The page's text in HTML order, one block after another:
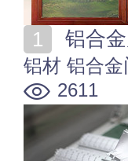
铝合
铝材 铝合金
2611